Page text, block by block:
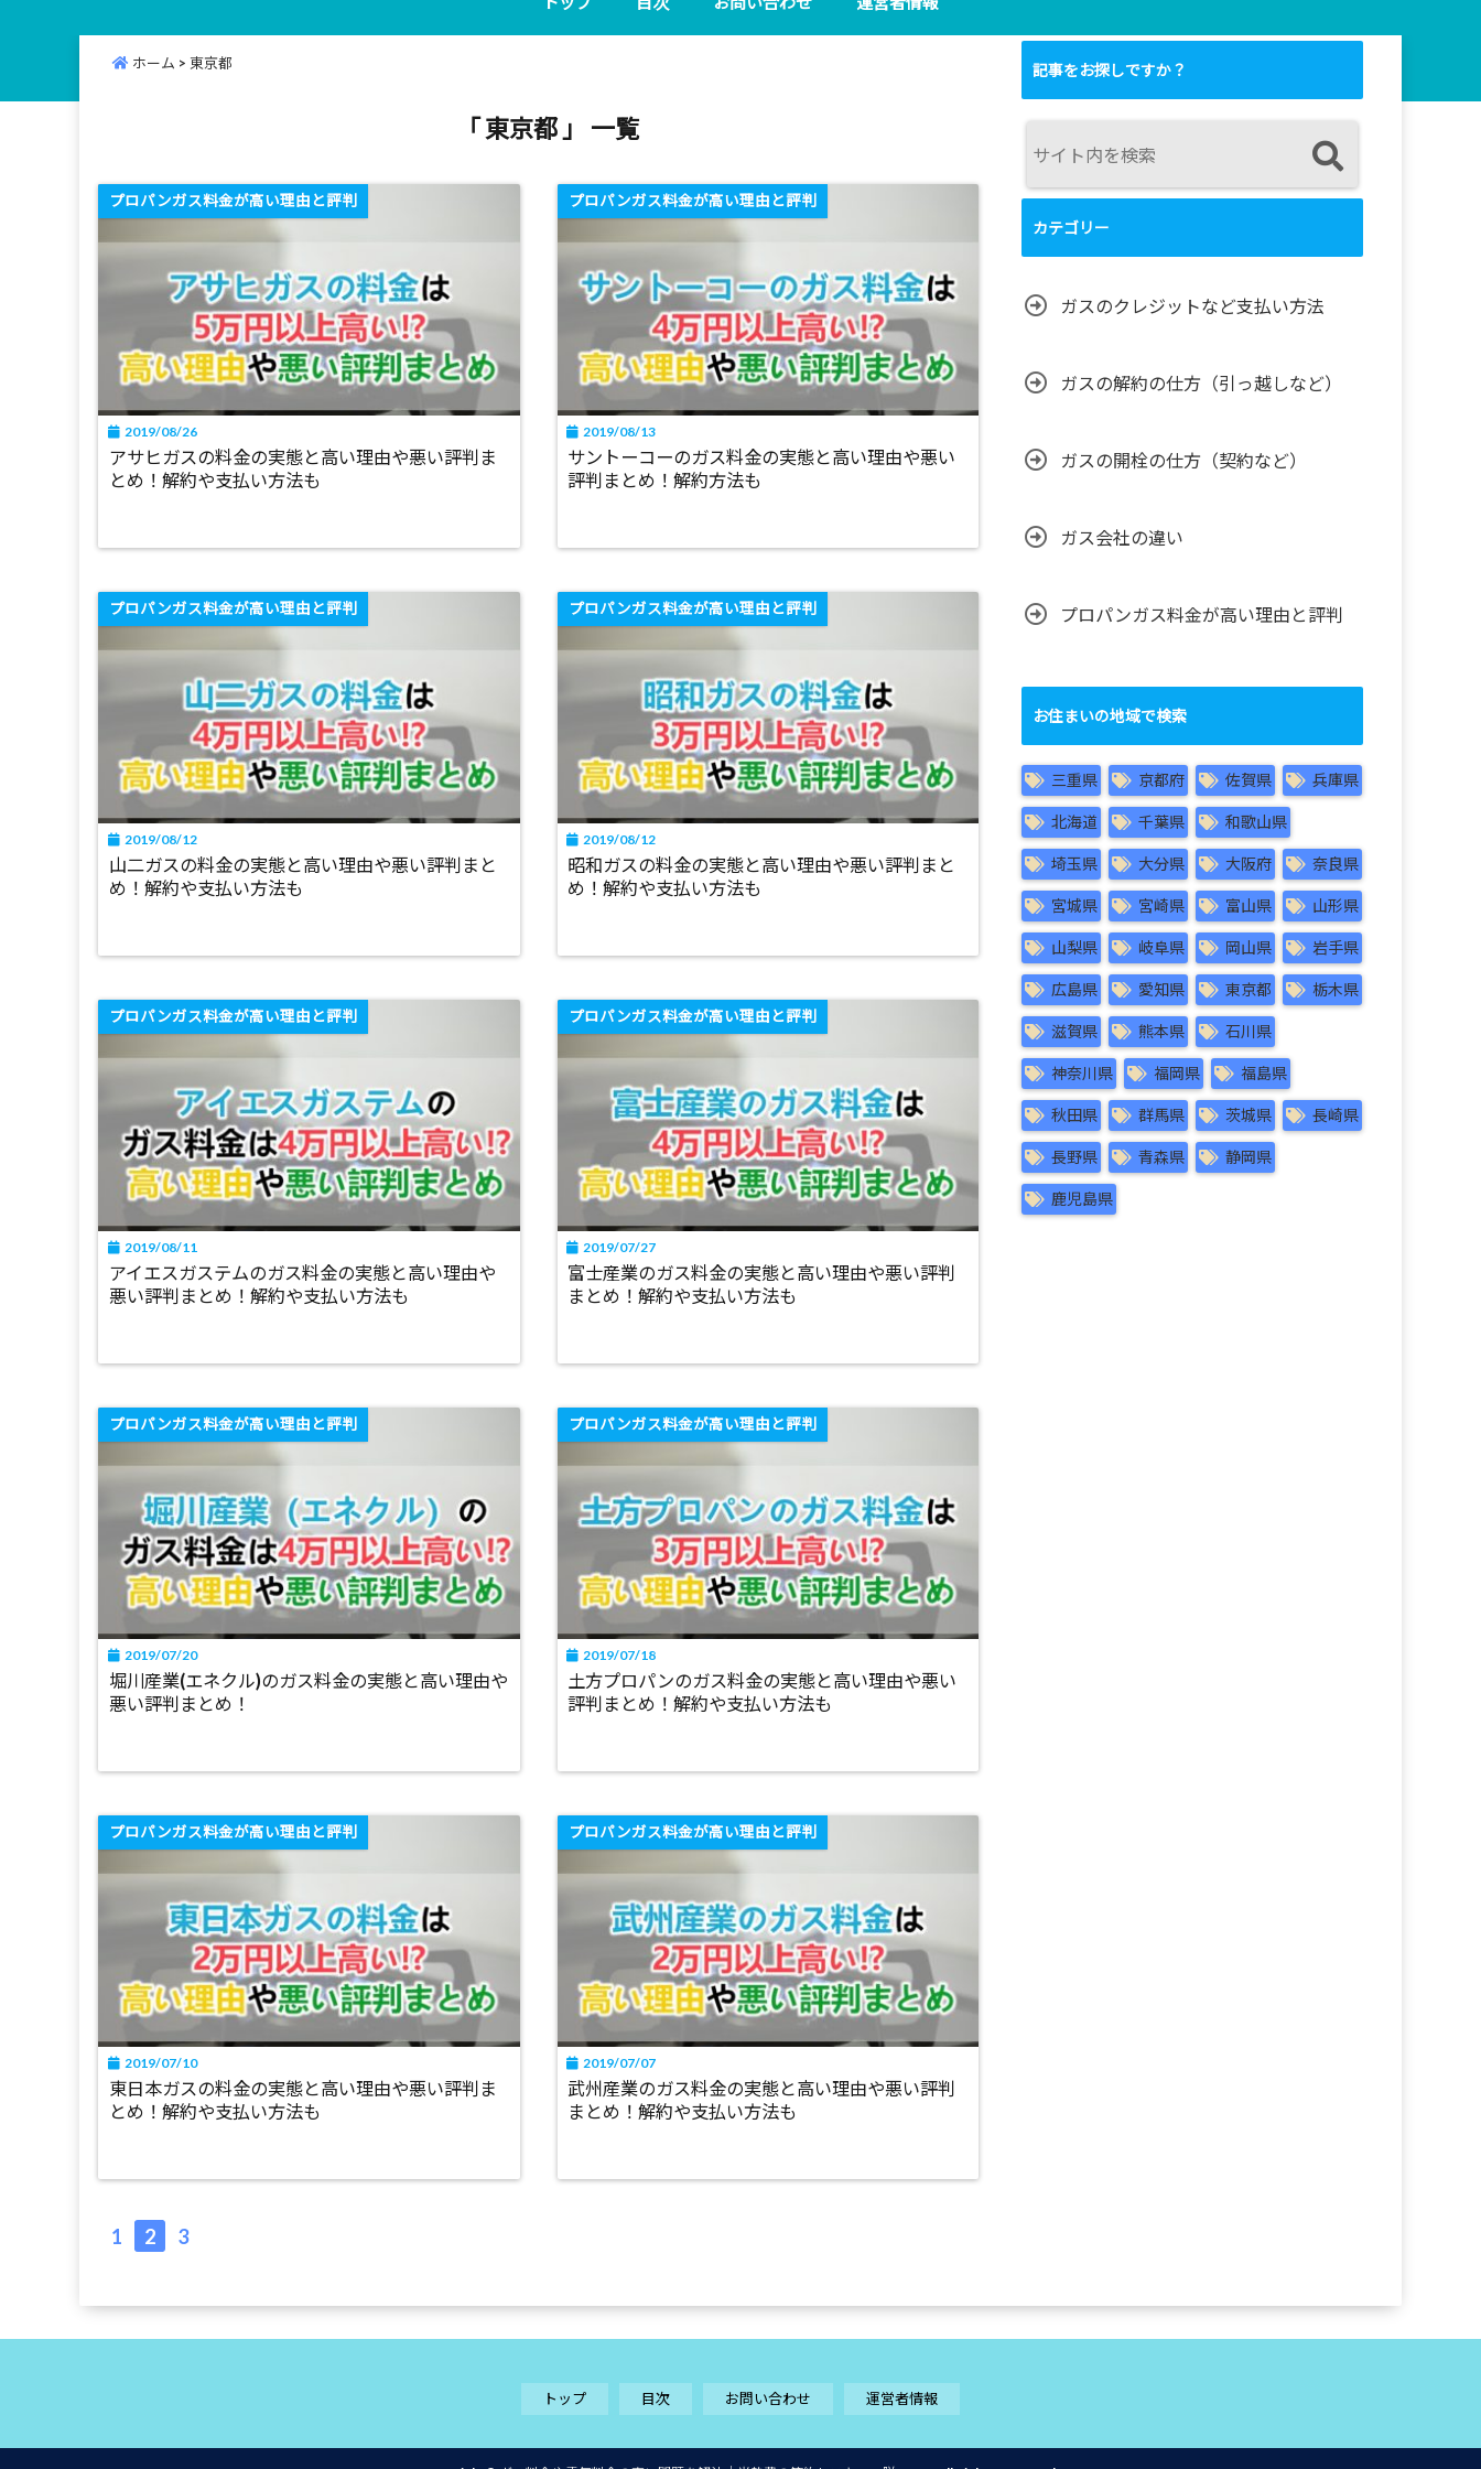
ホーム > 東京都
「 東京都 」 一覧
プロパンガス料金が高い理由と評判
2019/08/26
アサヒガスの料金の実態と高い理由や悪い評判ま
とめ！解約や支払い方法も
プロパンガス料金が高い理由と評判
2019/08/13
サントーコーのガス料金の実態と高い理由や悪い
評判まとめ！解約方法も
プロパンガス料金が高い理由と評判
2019/08/12
山二ガスの料金の実態と高い理由や悪い評判まと
め！解約や支払い方法も
プロパンガス料金が高い理由と評判
2019/08/12
昭和ガスの料金の実態と高い理由や悪い評判まと
め！解約や支払い方法も
プロパンガス料金が高い理由と評判
2019/08/11
アイエスガステムのガス料金の実態と高い理由や
悪い評判まとめ！解約や支払い方法も
プロパンガス料金が高い理由と評判
2019/07/27
富士産業のガス料金の実態と高い理由や悪い評判
まとめ！解約や支払い方法も
プロパンガス料金が高い理由と評判
2019/07/20
堀川産業(エネクル)のガス料金の実態と高い理由や
悪い評判まとめ！
プロパンガス料金が高い理由と評判
2019/07/18
土方プロパンのガス料金の実態と高い理由や悪い
評判まとめ！解約や支払い方法も
プロパンガス料金が高い理由と評判
2019/07/10
東日本ガスの料金の実態と高い理由や悪い評判ま
とめ！解約や支払い方法も
プロパンガス料金が高い理由と評判
2019/07/07
武州産業のガス料金の実態と高い理由や悪い評判
まとめ！解約や支払い方法も
1 2 3
記事をお探しですか？
カテゴリー
ガスのクレジットなど支払い方法
ガスの解約の仕方（引っ越しなど）
ガスの開栓の仕方（契約など）
ガス会社の違い
プロパンガス料金が高い理由と評判
お住まいの地域で検索
三重県 京都府 佐賀県 兵庫県
北海道 千葉県 和歌山県
埼玉県 大分県 大阪府 奈良県
宮城県 宮崎県 富山県 山形県
山梨県 岐阜県 岡山県 岩手県
広島県 愛知県 東京都 栃木県
滋賀県 熊本県 石川県
神奈川県 福岡県 福島県
秋田県 群馬県 茨城県 長崎県
長野県 青森県 静岡県
鹿児島県
トップ 目次 お問い合わせ 運営者情報